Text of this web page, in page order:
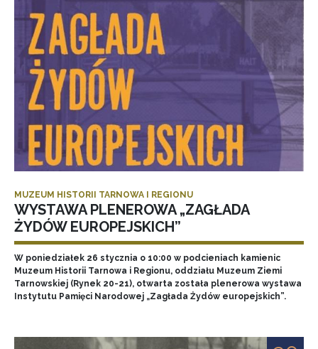
MUZEUM HISTORII TARNOWA I REGIONU
WYSTAWA PLENEROWA „ZAGŁADA
ŻYDÓW EUROPEJSKICH”
W poniedziałek 26 stycznia o 10:00 w podcieniach kamienic
Muzeum Historii Tarnowa i Regionu, oddziału Muzeum Ziemi
Tarnowskiej (Rynek 20-21), otwarta została plenerowa wystawa
Instytutu Pamięci Narodowej „Zagłada Żydów europejskich”.